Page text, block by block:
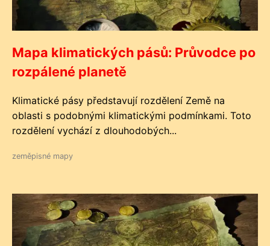
Mapa klimatických pásů: Průvodce po
rozpálené planetě
Klimatické pásy představují rozdělení Země na
oblasti s podobnými klimatickými podmínkami. Toto
rozdělení vychází z dlouhodobých...
zeměpisné mapy